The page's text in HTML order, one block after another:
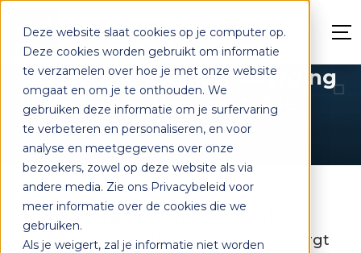
Deze website slaat cookies op je computer op.
Deze cookies worden gebruikt om informatie
te verzamelen over hoe je met onze website
omgaat en om je te onthouden. We
gebruiken deze informatie om je surfervaring
te verbeteren en personaliseren, en voor
analyse en meetgegevens over onze
bezoekers, zowel op deze website als via
andere media. Zie ons Privacybeleid voor
meer informatie over de cookies die we
gebruiken.
Als je weigert, zal je informatie niet worden
Versterk je kwaliteitsborging
in de bouw: Veelgestelde
vragen
Kwaliteitsborging is een essentieel
onderdeel van elk bouwproject. Het zorgt